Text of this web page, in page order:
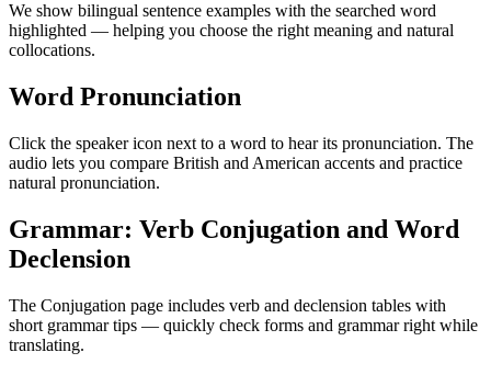
We show bilingual sentence examples with the searched word
highlighted — helping you choose the right meaning and natural
collocations.
Word Pronunciation
Click the speaker icon next to a word to hear its pronunciation. The
audio lets you compare British and American accents and practice
natural pronunciation.
Grammar: Verb Conjugation and Word
Declension
The Conjugation page includes verb and declension tables with
short grammar tips — quickly check forms and grammar right while
translating.